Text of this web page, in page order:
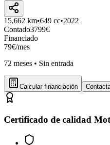
15,662 km•649 cc•2022
Contado3799€
Financiado
79€/mes
72 meses • Sin entrada
Calcular financiación
Certificado de calidad